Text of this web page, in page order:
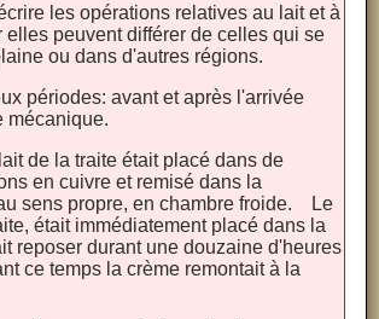
les opérations relatives au lait et à
elles peuvent différer de celles qui se
ou dans d'autres régions.
périodes: avant et après l'arrivée
mécanique.
de la traite était placé dans de
en cuivre et remisé dans la
sens propre, en chambre froide. Le
était immédiatement placé dans la
reposer durant une douzaine d'heures
ce temps la crème remontait à la